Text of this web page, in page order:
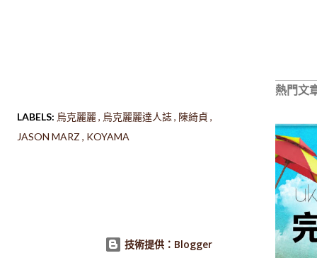
LABELS: 烏克麗麗 烏克麗麗達人誌 陳綺貞
JASON MARZ
KOYAMA
熱門文
技術提供：Blogger